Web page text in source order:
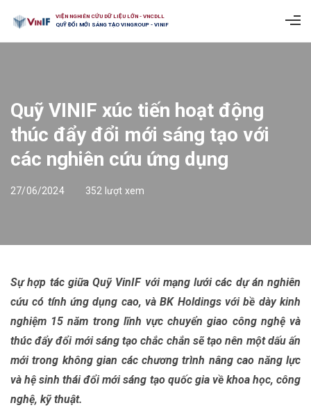
VIỆN NGHIÊN CỨU DỮ LIỆU LỚN - VNCDLL
QUỸ ĐỔI MỚI SÁNG TẠO VINGROUP - VINIF
Quỹ VINIF xúc tiến hoạt động
thúc đẩy đổi mới sáng tạo với
các nghiên cứu ứng dụng
27/06/2024 352 lượt xem
Sự hợp tác giữa Quỹ VinIF với mạng lưới các dự án nghiên
cứu có tính ứng dụng cao, và BK Holdings với bề dày kinh
nghiệm 15 năm trong lĩnh vực chuyển giao công nghệ và
thúc đẩy đổi mới sáng tạo chắc chắn sẽ tạo nên một dấu ấn
mới trong không gian các chương trình nâng cao năng lực
và hệ sinh thái đổi mới sáng tạo quốc gia về khoa học, công
nghệ, kỹ thuật.